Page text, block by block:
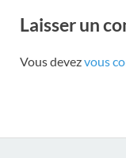
Laisser un
Vous devezvous